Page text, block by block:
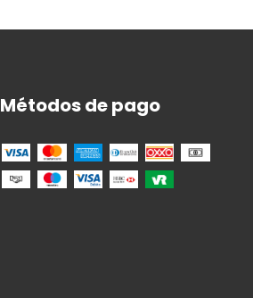
Métodos de pago